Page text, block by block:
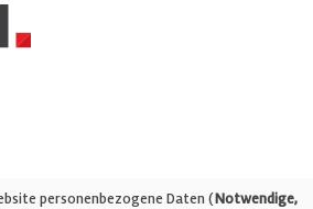
0
personenbezogene Daten (Notwendige,